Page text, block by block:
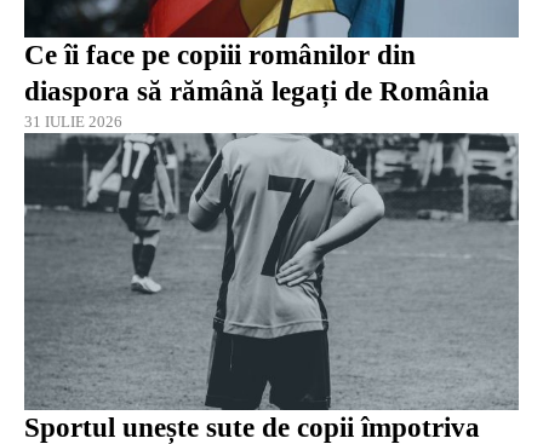
Ce îi face pe copiii românilor din
diaspora să rămână legați de România
31 IULIE 2026
Sportul unește sute de copii împotriva